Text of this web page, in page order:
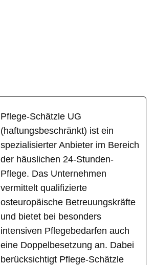
Pflege-Schätzle UG
(haftungsbeschränkt) ist ein
spezialisierter Anbieter im Bereich
der häuslichen 24-Stunden-
Pflege. Das Unternehmen
vermittelt qualifizierte
osteuropäische Betreuungskräfte
und bietet bei besonders
intensiven Pflegebedarfen auch
eine Doppelbesetzung an. Dabei
berücksichtigt Pflege-Schätzle